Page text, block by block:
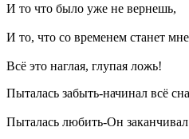
И то что было уже не вернешь,
И то, что со временем станет
Всё это наглая, глупая ложь!
Пыталась забыть-начинал всё
Пыталась любить-Он